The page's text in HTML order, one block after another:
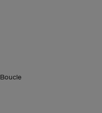
Boucle